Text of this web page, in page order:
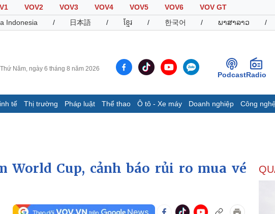
VOV2 VOV3 VOV4 VOV5 VOV6
VOV GT
Indonesia / 日本語 / ខ្មែរ / 한국어 / ພາສາລາວ /
Thứ Năm, ngày 6 tháng 8 năm 2026
PodcastRadio
tế Thị trường Pháp luật Thể thao Ô tô - Xe máy Doanh nghiệp Công
Infographic
Thể thao
Ô tô - Xe máy
Doanh nghiệp
World Cup, cảnh báo rủi ro mua vé